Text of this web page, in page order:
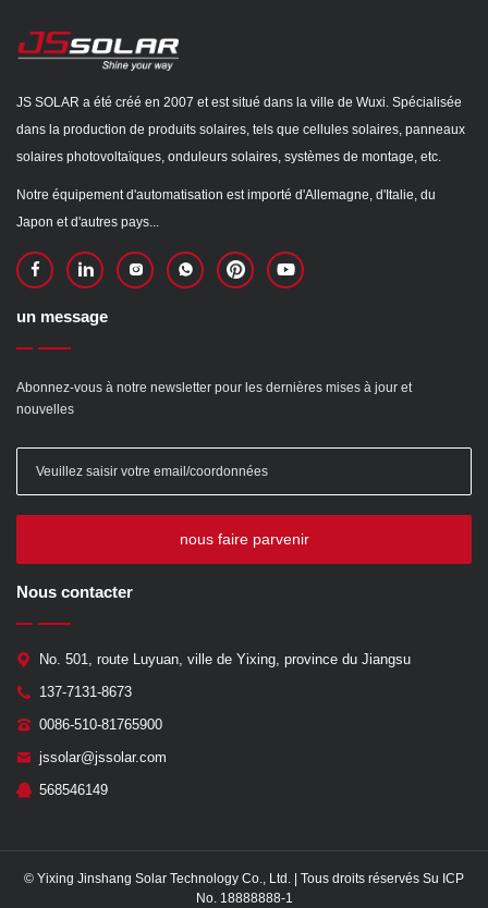
JS SOLAR a été créé en 2007 et est situé dans la ville de Wuxi. Spécialisée
dans la production de produits solaires, tels que cellules solaires, panneaux
solaires photovoltaïques, onduleurs solaires, systèmes de montage, etc.
Notre équipement d'automatisation est importé d'Allemagne, d'Italie, du
Japon et d'autres pays...
un message
Abonnez-vous à notre newsletter pour les dernières mises à jour et
nouvelles
nous faire parvenir
Nous contacter
No. 501, route Luyuan, ville de Yixing, province du Jiangsu
137-7131-8673
0086-510-81765900
jssolar@jssolar.com
568546149
© Yixing Jinshang Solar Technology Co., Ltd. | Tous droits réservés Su ICP
No. 18888888-1